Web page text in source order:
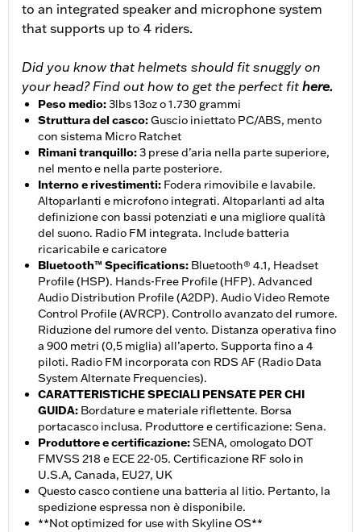
to an integrated speaker and microphone system
that supports up to 4 riders.
Did you know that helmets should fit snuggly on
your head? Find out how to get the perfect fit here.
Peso medio:3lbs 13oz o 1.730 grammi
Struttura del casco:Guscio iniettato PC/ABS, mento
con sistema Micro Ratchet
Rimani tranquillo:3 prese d’aria nella parte superiore,
nel mento e nella parte posteriore.
Interno e rivestimenti: Fodera rimovibile e lavabile.
Altoparlanti e microfono integrati. Altoparlanti ad alta
definizione con bassi potenziati e una migliore qualità
del suono. Radio FM integrata. Include batteria
ricaricabile e caricatore
Bluetooth™ Specifications: Bluetooth® 4.1, Headset
Profile (HSP). Hands-Free Profile (HFP). Advanced
Audio Distribution Profile (A2DP). Audio Video Remote
Control Profile (AVRCP). Controllo avanzato del rumore.
Riduzione del rumore del vento. Distanza operativa fino
a 900 metri (0,5 miglia) all’aperto. Supporta fino a 4
piloti. Radio FM incorporata con RDS AF (Radio Data
System Alternate Frequencies).
CARATTERISTICHE SPECIALI PENSATE PER CHI
GUIDA: Bordature e materiale riflettente. Borsa
portacasco inclusa. Produttore e certificazione: Sena.
Produttore e certificazione:SENA, omologato DOT
FMVSS 218 e ECE 22-05. Certificazione RF solo in
U.S.A, Canada, EU27, UK
Questo casco contiene una batteria al litio. Pertanto, la
spedizione espressa non è disponibile.
**Not optimized for use with Skyline OS**